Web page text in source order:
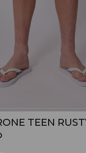
TEEN